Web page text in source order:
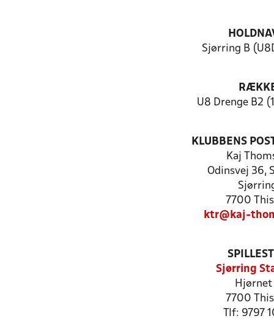
Sjørring B
U8 Drenge B2
KLUBBENS
Kaj
Odinsvej 36,
7700
ktr@kaj-
Sjørring
Hjørnet
7700
Tlf: 9797